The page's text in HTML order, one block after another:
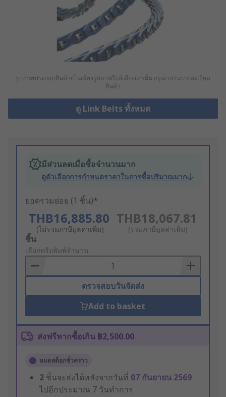
รูปภาพประกอบสินค้าเป็นเพียงรูปภาพใกล้เคียงเท่านั้น กรุณาอ่านรายละเอียด
สินค้า
ดู Link Belts ทั้งหมด
มีส่วนลดเมื่อซื้อจำนวนมาก
ดูตัวเลือกการกำหนดราคาในการซื้อปริมาณมาก
ยอดรวมย่อย (1 ชิ้น)*
THB16,885.80
(ไม่รวมภาษีมูลค่าเพิ่ม)
THB18,067.81
(รวมภาษีมูลค่าเพิ่ม)
Add
to
Basket
ชิ้น
เลือกหรือพิมพ์จำนวน
ตรวจสอบวันจัดส่ง
Add to basket
ส่งฟรีหากซื้อเกิน ฿2,500.00
หมดสต็อกชั่วคราว
2 ชิ้นจะส่งได้หลังจากวันที่ 07 กันยายน 2569
ไปอีกประมาณ 7 วันทำการ